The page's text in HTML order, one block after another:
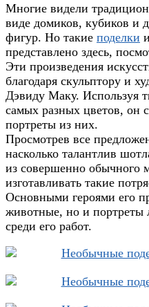
Многие видели
виде домиков, кубиков и
фигур. Но такие поделки
представлено здесь,
Эти произведения
благодаря скульптору и
Дэвиду Маку. Используя
самых разных цветов, он
портреты из них.
Просмотрев все
насколько талантлив
из совершенно обычного
изготавливать такие
Основными героями его
животные, но и портреты
среди его работ.